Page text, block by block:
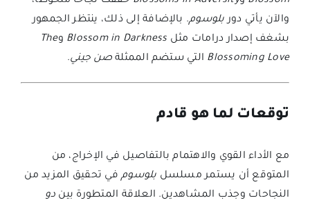
والآن يأتي دوربلوسوم. بالإضافة إلى ذلك، ينتظر الجمهور
بشغف إصدار درامات مثل Blossom in Darkness وThe
Blossoming Love التي ستضم الممثلةصن جيني.
توقعات لما هو قادم
مع الأداء القوي والاهتمام بالتفاصيل في الإخراج، من
المتوقع أن يستمر مسلسل بلوسومفي تحقيق المزيد من
النجاحات وجذب المشاهدين. العلاقة المتطورة بين دو